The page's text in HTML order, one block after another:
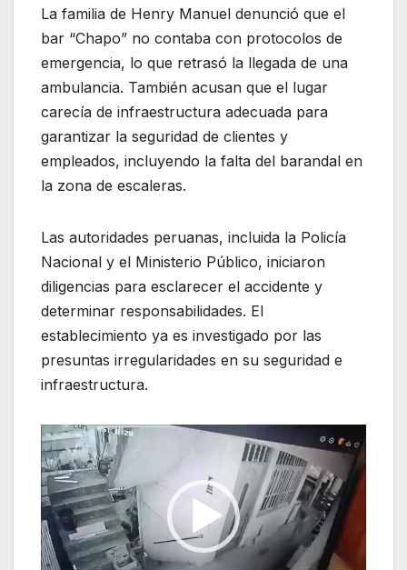
La familia de Henry Manuel denunció que el
bar “Chapo” no contaba con protocolos de
emergencia, lo que retrasó la llegada de una
ambulancia. También acusan que el lugar
carecía de infraestructura adecuada para
garantizar la seguridad de clientes y
empleados, incluyendo la falta del barandal en
la zona de escaleras.
Las autoridades peruanas, incluida la Policía
Nacional y el Ministerio Público, iniciaron
diligencias para esclarecer el accidente y
determinar responsabilidades. El
establecimiento ya es investigado por las
presuntas irregularidades en su seguridad e
infraestructura.
Video
Player